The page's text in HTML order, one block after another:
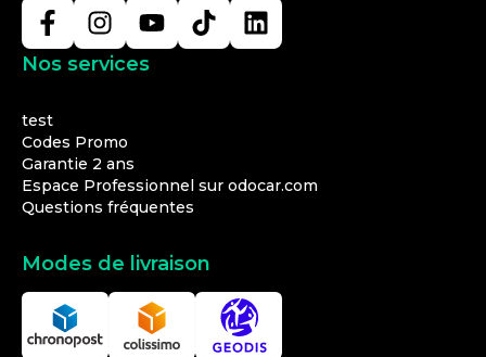
Nos services
test
Codes Promo
Garantie 2 ans
Espace Professionnel sur odocar.com
Questions fréquentes
Modes de livraison